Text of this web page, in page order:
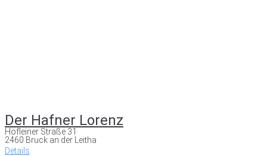
Der Hafner Lorenz
Höfleiner Straße 31
2460 Bruck an der Leitha
Details